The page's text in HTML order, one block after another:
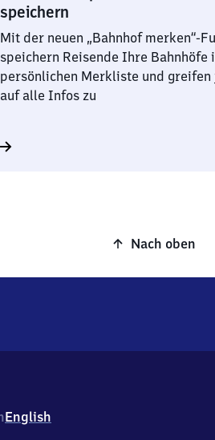
speichern
Mit der neuen „Bahnhof merken“-
speichern Reisende Ihre Bahnhöfe
persönlichen Merkliste und
auf alle Infos zu
Nach oben
English